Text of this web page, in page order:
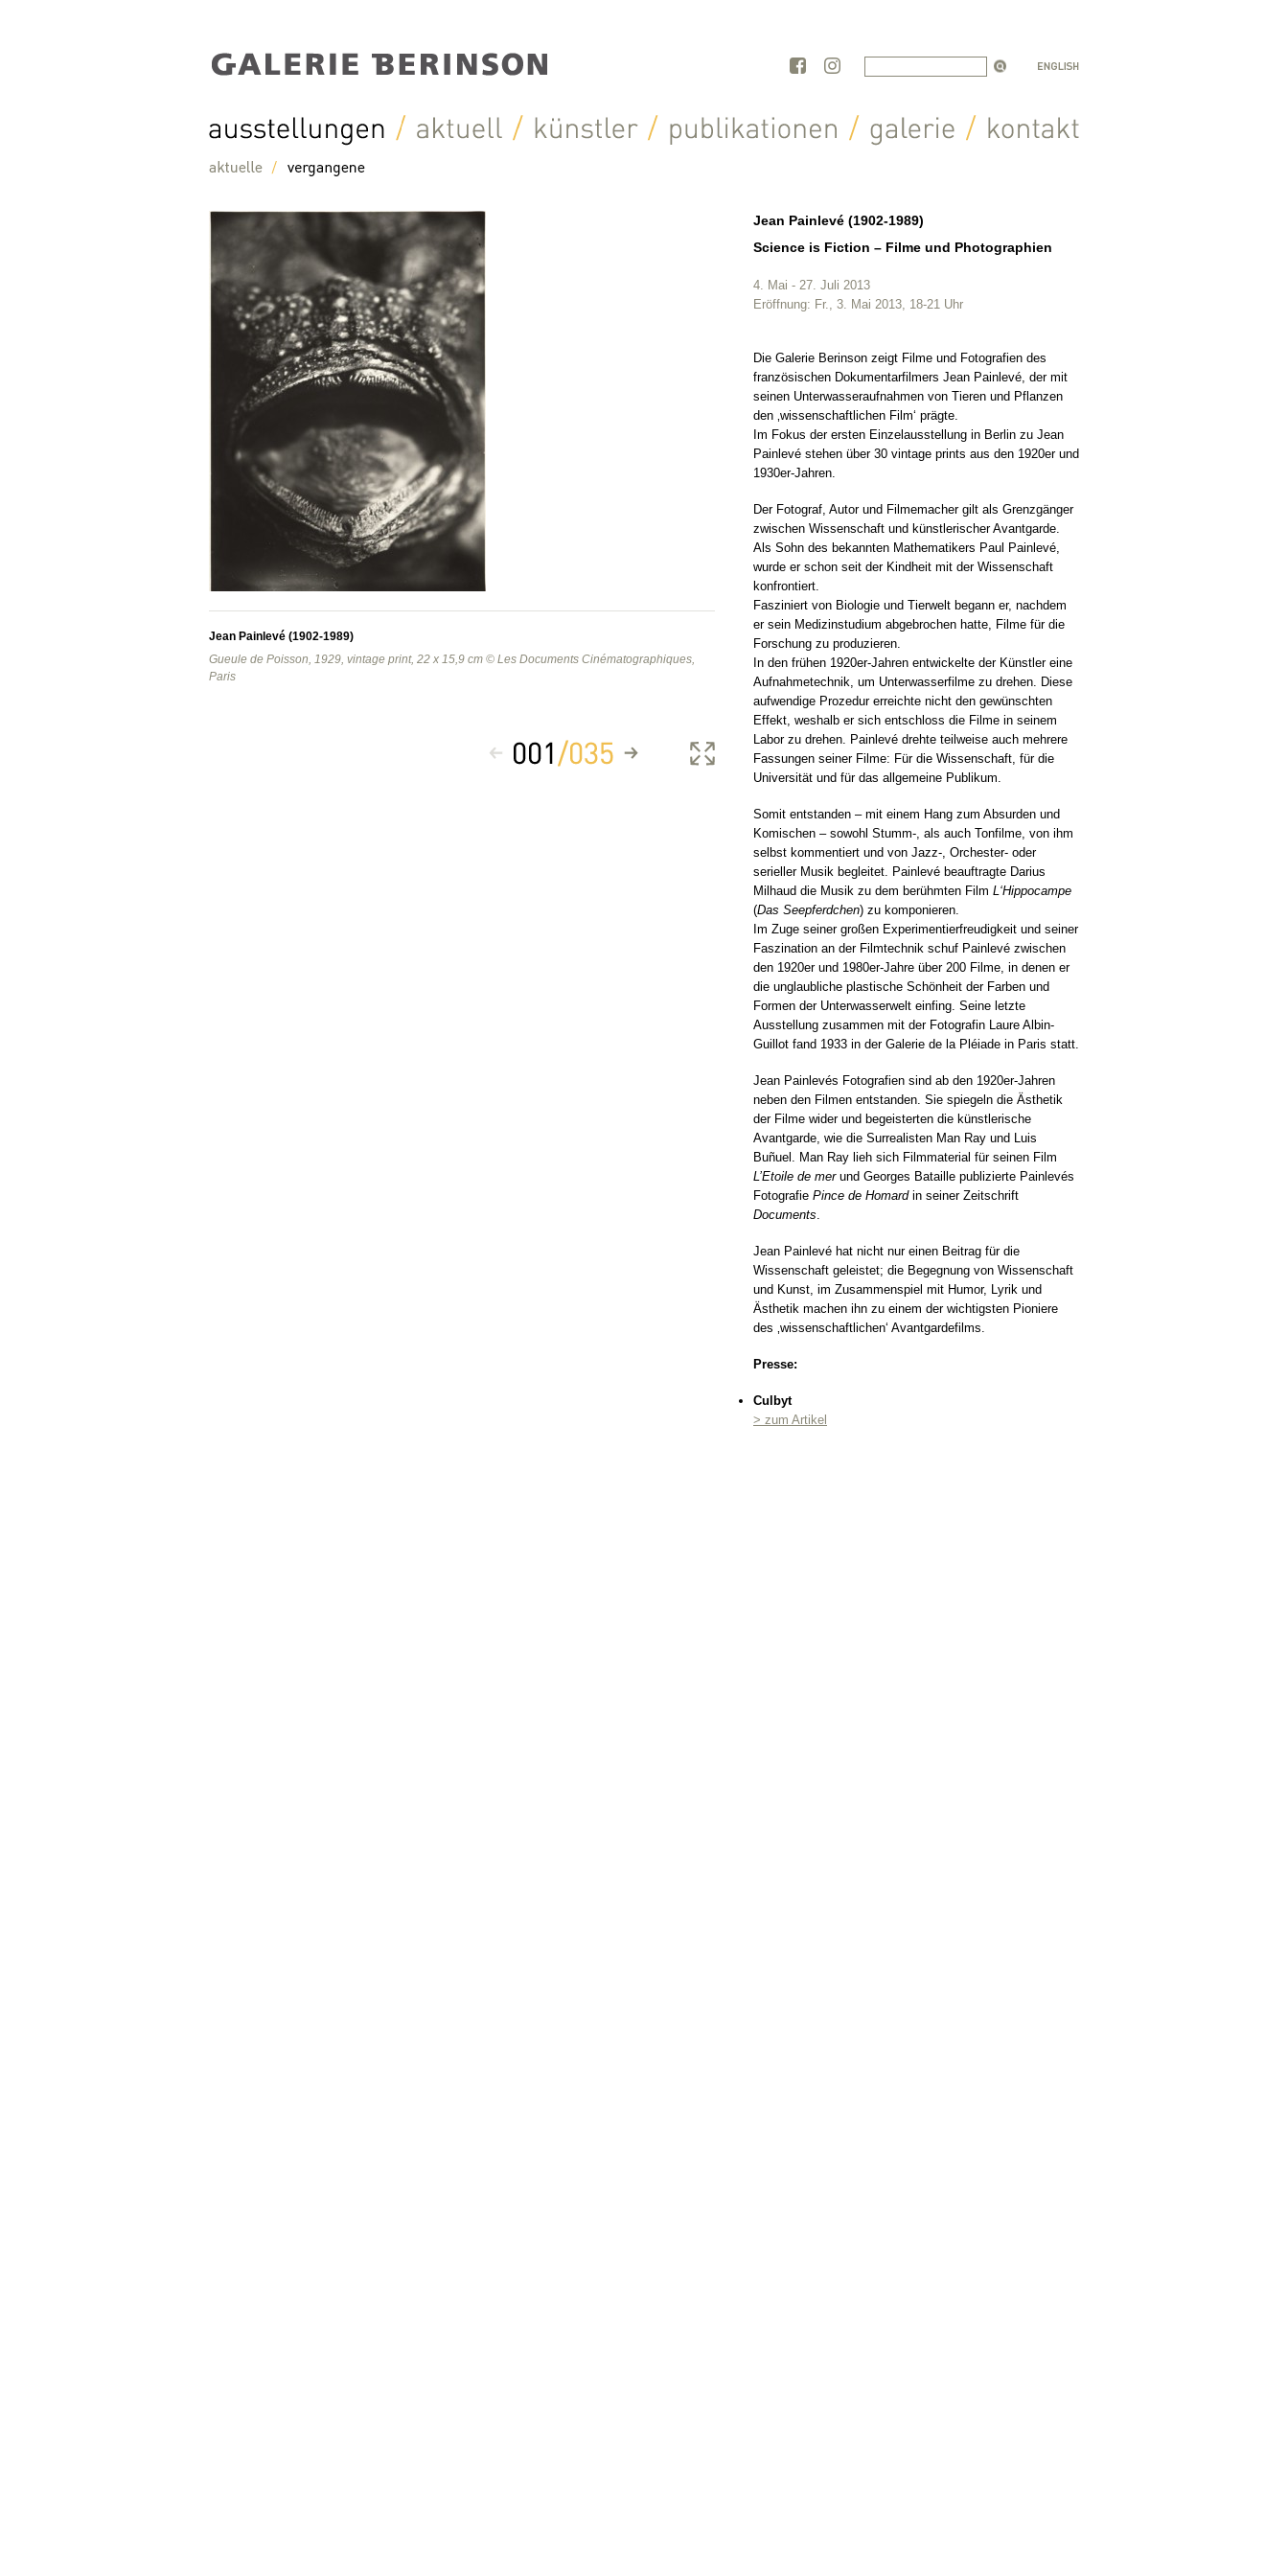
Jean Painlevé (1902-1989)
Science is Fiction – Filme und Photographien
4. Mai - 27. Juli 2013
Eröffnung: Fr., 3. Mai 2013, 18-21 Uhr
Die Galerie Berinson zeigt Filme und Fotografien des
französischen Dokumentarfilmers Jean Painlevé, der mit
seinen Unterwasseraufnahmen von Tieren und Pflanzen
den ‚wissenschaftlichen Film‘ prägte.
Im Fokus der ersten Einzelausstellung in Berlin zu Jean
Painlevé stehen über 30 vintage prints aus den 1920er und
1930er-Jahren.
Der Fotograf, Autor und Filmemacher gilt als Grenzgänger
zwischen Wissenschaft und künstlerischer Avantgarde.
Als Sohn des bekannten Mathematikers Paul Painlevé,
wurde er schon seit der Kindheit mit der Wissenschaft
konfrontiert.
Fasziniert von Biologie und Tierwelt begann er, nachdem
er sein Medizinstudium abgebrochen hatte, Filme für die
Forschung zu produzieren.
In den frühen 1920er-Jahren entwickelte der Künstler eine
Aufnahmetechnik, um Unterwasserfilme zu drehen. Diese
aufwendige Prozedur erreichte nicht den gewünschten
Effekt, weshalb er sich entschloss die Filme in seinem
Labor zu drehen. Painlevé drehte teilweise auch mehrere
Fassungen seiner Filme: Für die Wissenschaft, für die
Universität und für das allgemeine Publikum.
Somit entstanden – mit einem Hang zum Absurden und
Komischen – sowohl Stumm-, als auch Tonfilme, von ihm
selbst kommentiert und von Jazz-, Orchester- oder
serieller Musik begleitet. Painlevé beauftragte Darius
Milhaud die Musik zu dem berühmten Film L‘Hippocampe
(Das Seepferdchen) zu komponieren.
Im Zuge seiner großen Experimentierfreudigkeit und seiner
Faszination an der Filmtechnik schuf Painlevé zwischen
den 1920er und 1980er-Jahre über 200 Filme, in denen er
die unglaubliche plastische Schönheit der Farben und
Formen der Unterwasserwelt einfing. Seine letzte
Ausstellung zusammen mit der Fotografin Laure Albin-
Guillot fand 1933 in der Galerie de la Pléiade in Paris statt.
Jean Painlevés Fotografien sind ab den 1920er-Jahren
neben den Filmen entstanden. Sie spiegeln die Ästhetik
der Filme wider und begeisterten die künstlerische
Avantgarde, wie die Surrealisten Man Ray und Luis
Buñuel. Man Ray lieh sich Filmmaterial für seinen Film
L’Etoile de merund Georges Bataille publizierte Painlevés
Fotografie Pince de Homardin seiner Zeitschrift
Documents.
Jean Painlevé hat nicht nur einen Beitrag für die
Wissenschaft geleistet; die Begegnung von Wissenschaft
und Kunst, im Zusammenspiel mit Humor, Lyrik und
Ästhetik machen ihn zu einem der wichtigsten Pioniere
des ‚wissenschaftlichen‘ Avantgardefilms.
Presse:
Culbyt
> zum Artikel
Jean Painlevé (1902-1989)
Gueule de Poisson, 1929, vintage print, 22 x 15,9 cm © Les Documents Cinématographiques,
Paris